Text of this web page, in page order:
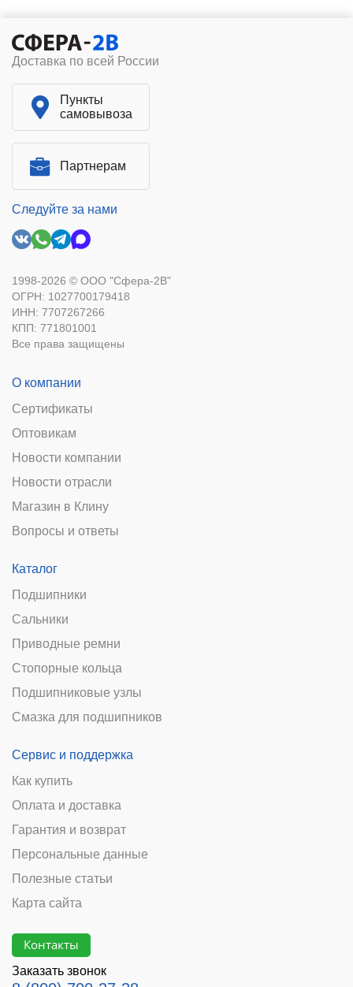
Доставка по всей России
Пункты
самовывоза
Партнерам
Следуйте за нами
1998-2026 © ООО "Сфера-2В"
ОГРН: 1027700179418
ИНН: 7707267266
КПП: 771801001
Все права защищены
О компании
Сертификаты
Оптовикам
Новости компании
Новости отрасли
Магазин в Клину
Вопросы и ответы
Каталог
Подшипники
Сальники
Приводные ремни
Стопорные кольца
Подшипниковые узлы
Смазка для подшипников
Сервис и поддержка
Как купить
Оплата и доставка
Гарантия и возврат
Персональные данные
Полезные статьи
Карта сайта
Контакты
Заказать звонок